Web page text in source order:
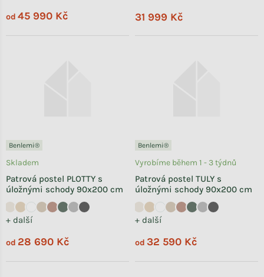
od 45 990 Kč 31 999 Kč
Benlemi®
Patrová postel PLOTTY s
úložnými schody 90x200 cm
+ další
Skladem
od 28 690 Kč
Benlemi®
Patrová postel TULY s
úložnými schody 90x200 cm
+ další
Vyrobíme během 1 - 3 týdnů
od 32 590 Kč